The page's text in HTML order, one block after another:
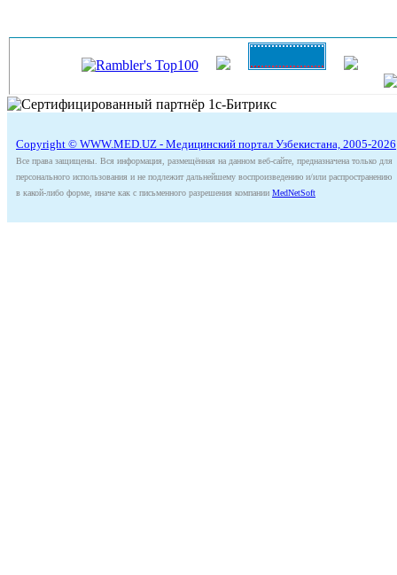
Copyright © WWW.MED.UZ - Медицинский портал Узбекистана, 2005-2026
Все права защищены. Вся информация, размещённая на данном веб-сайте, предназначена только для
персонального использования и не подлежит дальнейшему воспроизведению и/или распространению
в какой-либо форме, иначе как с письменного разрешения компании MedNetSoft